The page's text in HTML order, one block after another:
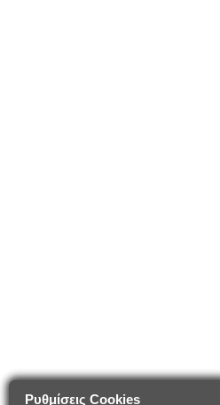
Ρυθμίσεις Cookies